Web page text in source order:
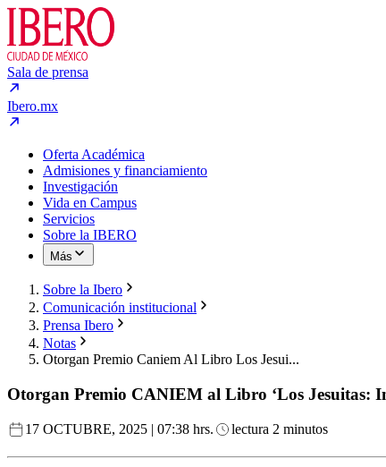
Sala de prensa
Ibero.mx
Oferta Académica
Admisiones y financiamiento
Investigación
Vida en Campus
Servicios
Sobre la IBERO
Más
Sobre la Ibero
Comunicación institucional
Prensa Ibero
Notas
Otorgan Premio Caniem Al Libro Los Jesui...
Otorgan Premio CANIEM al Libro ‘Los Jesuitas:
17 OCTUBRE, 2025 | 07:38 hrs. lectura 2 minutos